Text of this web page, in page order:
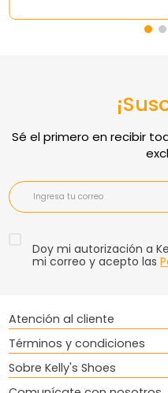
Doy mi autorización a
mi correo y acepto las
Atención al cliente
Términos y condiciones
Sobre Kelly's Shoes